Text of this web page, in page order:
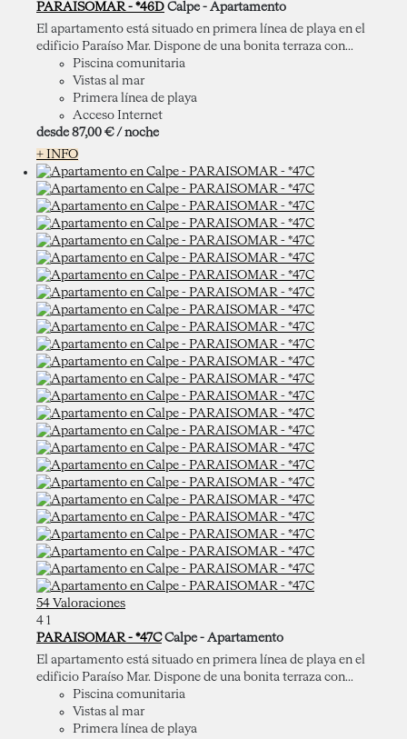
PARAISOMAR - *46D Calpe - Apartamento
El apartamento está situado en primera línea de playa en el
edificio Paraíso Mar. Dispone de una bonita terraza con...
Piscina comunitaria
Vistas al mar
Primera línea de playa
Acceso Internet
desde 87,00 € / noche
+ INFO
54 Valoraciones
4 1
PARAISOMAR - *47C Calpe - Apartamento
El apartamento está situado en primera línea de playa en el
edificio Paraíso Mar. Dispone de una bonita terraza con...
Piscina comunitaria
Vistas al mar
Primera línea de playa